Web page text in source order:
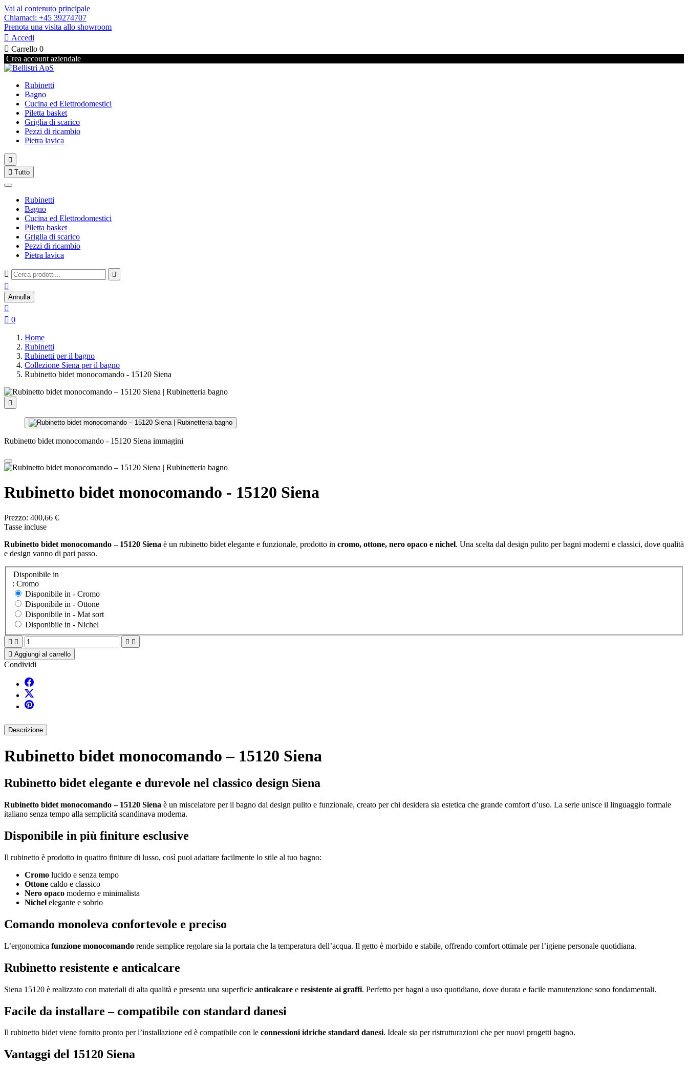
Vai al contenuto principale
Chiamaci: +45 39274707
Prenota una visita allo showroom
 Accedi
 Carrello 0
Crea account aziendale
Rubinetti
Bagno
Cucina ed Elettrodomestici
Piletta basket
Griglia di scarico
Pezzi di ricambio
Pietra lavica

 Tutto
Rubinetti
Bagno
Cucina ed Elettrodomestici
Piletta basket
Griglia di scarico
Pezzi di ricambio
Pietra lavica
 

Annulla

 0
Home
Rubinetti
Rubinetti per il bagno
Collezione Siena per il bagno
Rubinetto bidet monocomando - 15120 Siena

Rubinetto bidet monocomando - 15120 Siena immagini
Rubinetto bidet monocomando - 15120 Siena
Prezzo: 400,66 €
Tasse incluse
Rubinetto bidet monocomando – 15120 Siena è un rubinetto bidet elegante e funzionale, prodotto in cromo, ottone, nero opaco e nichel. Una scelta dal design pulito per bagni moderni e classici, dove qualità
e design vanno di pari passo.
Disponibile in
: Cromo
Disponibile in - Cromo
Disponibile in - Ottone
Disponibile in - Mat sort
Disponibile in - Nichel
   
 Aggiungi al carrello
Condividi
Descrizione
Rubinetto bidet monocomando – 15120 Siena
Rubinetto bidet elegante e durevole nel classico design Siena
Rubinetto bidet monocomando – 15120 Siena è un miscelatore per il bagno dal design pulito e funzionale, creato per chi desidera sia estetica che grande comfort d’uso. La serie unisce il linguaggio formale
italiano senza tempo alla semplicità scandinava moderna.
Disponibile in più finiture esclusive
Il rubinetto è prodotto in quattro finiture di lusso, così puoi adattare facilmente lo stile al tuo bagno:
Cromo lucido e senza tempo
Ottone caldo e classico
Nero opaco moderno e minimalista
Nichel elegante e sobrio
Comando monoleva confortevole e preciso
L’ergonomica funzione monocomando rende semplice regolare sia la portata che la temperatura dell’acqua. Il getto è morbido e stabile, offrendo comfort ottimale per l’igiene personale quotidiana.
Rubinetto resistente e anticalcare
Siena 15120 è realizzato con materiali di alta qualità e presenta una superficie anticalcare e resistente ai graffi. Perfetto per bagni a uso quotidiano, dove durata e facile manutenzione sono fondamentali.
Facile da installare – compatibile con standard danesi
Il rubinetto bidet viene fornito pronto per l’installazione ed è compatibile con le connessioni idriche standard danesi. Ideale sia per ristrutturazioni che per nuovi progetti bagno.
Vantaggi del 15120 Siena